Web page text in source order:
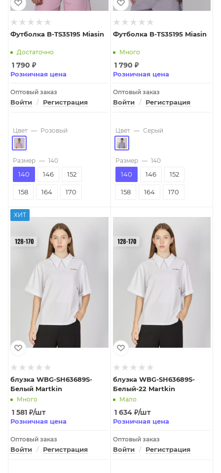
Футболка B-TS35195 Miasin
Достаточно
1 790 ₽
Розничная цена
Оптовый заказ
Войти / Регистрация
Цвет — Розовый
Размер — 140
140 146 152
158 164 170
Футболка B-TS35195 Miasin
Много
1 790 ₽
Розничная цена
Оптовый заказ
Войти / Регистрация
Цвет — Серый
Размер — 140
140 146 152
158 164 170
ХИТ
блузка WBG-SH63689S-
Белый Martkin
Много
1 581 ₽/шт
Розничная цена
Оптовый заказ
Войти / Регистрация
блузка WBG-SH63689S-
Белый-22 Martkin
Мало
1 634₽/шт
Розничная цена
Оптовый заказ
Войти / Регистрация